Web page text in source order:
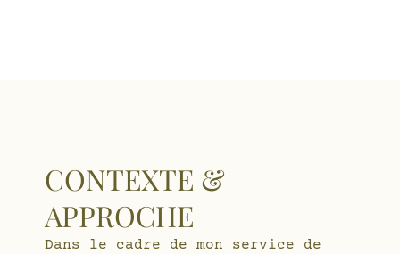
CONTEXTE &
APPROCHE
Dans le cadre de mon service de